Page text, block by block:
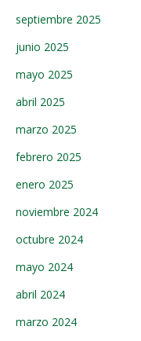
septiembre 2025
junio 2025
mayo 2025
abril 2025
marzo 2025
febrero 2025
enero 2025
noviembre 2024
octubre 2024
mayo 2024
abril 2024
marzo 2024